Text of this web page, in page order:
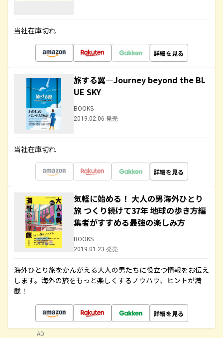
当社在庫切れ
詳細を見る
旅する翼―Journey beyond the BL
UE SKY
BOOKS
2019.02.06 発売
当社在庫切れ
詳細を見る
気軽に始める！ 大人の男海外ひとり
旅 つくり続けて37年 地球の歩き方編
集者がすすめる最強の楽しみ方
BOOKS
2019.01.23 発売
海外ひとり旅をかんがえる大人の男たちに役立つ情報をお伝え
します。海外の旅をもっと楽しくするノウハウ、ヒントが満
載！
詳細を見る
AD